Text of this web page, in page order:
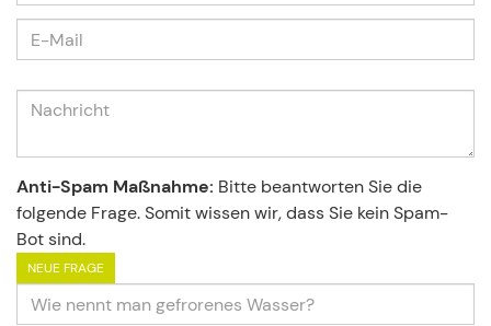
Anti-Spam Maßnahme: Bitte beantworten Sie die
folgende Frage. Somit wissen wir, dass Sie kein Spam-
Bot sind.
NEUE FRAGE